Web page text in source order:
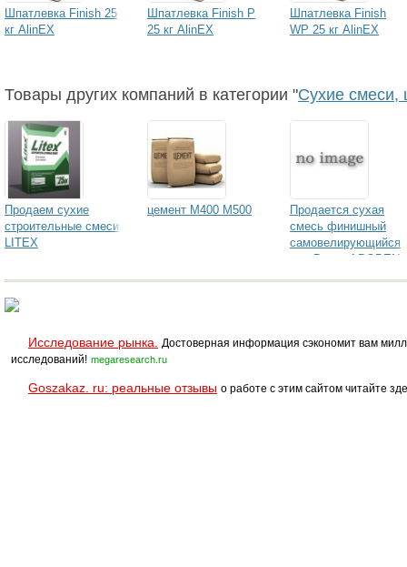
Шпатлевка Finish 25
кг AlinEX
Шпатлевка Finish P
25 кг AlinEX
Шпатлевка Finish
WP 25 кг AlinEX
Товары других компаний в категории "Сухие смеси,
Продаем сухие
строительные смеси
LITEX
цемент М400 М500
Продается сухая
смесь финишный
самовелирующийся
пол Bergauf BODEN
Исследование рынка.
Достоверная информация сэкономит вам
исследований! megaresearch.ru
Goszakaz. ru: реальные отзывы о работе с этим сайтом читайте